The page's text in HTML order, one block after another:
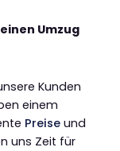
Umzug
Kunden
einem
Preise und
uns Zeit für